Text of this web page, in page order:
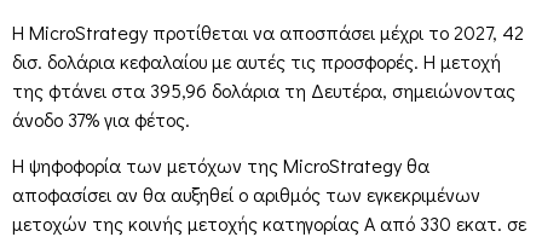
Η MicroStrategy προτίθεται να αποσπάσει μέχρι το 2027, 42
δισ. δολάρια κεφαλαίου με αυτές τις προσφορές. Η μετοχή
της φτάνει στα 395,96 δολάρια τη Δευτέρα, σημειώνοντας
άνοδο 37% για φέτος.
Η ψηφοφορία των μετόχων της MicroStrategy θα
αποφασίσει αν θα αυξηθεί ο αριθμός των εγκεκριμένων
μετοχών της κοινής μετοχής κατηγορίας Α από 330 εκατ. σε